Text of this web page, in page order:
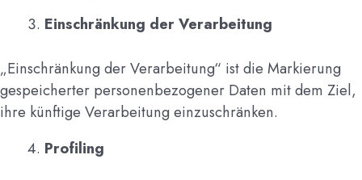
Einschränkung der Verarbeitung
„Einschränkung der Verarbeitung“ ist die Markierung
gespeicherter personenbezogener Daten mit dem Ziel,
ihre künftige Verarbeitung einzuschränken.
Profiling